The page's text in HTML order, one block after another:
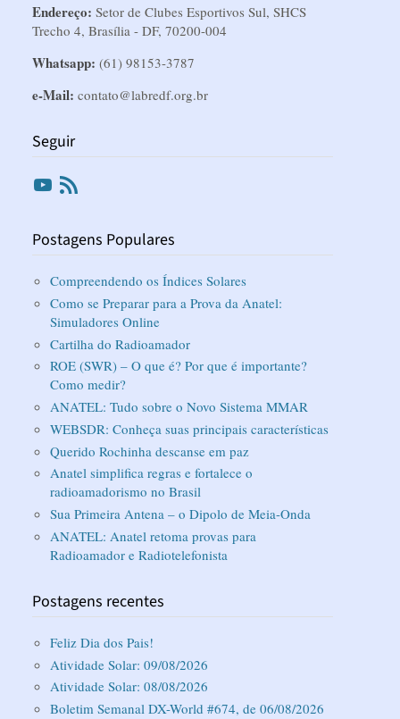
Endereço: Setor de Clubes Esportivos Sul, SHCS
Trecho 4, Brasília - DF, 70200-004
Whatsapp: (61) 98153-3787
e-Mail: contato@labredf.org.br
Seguir
Youtube
Postagens Populares
Compreendendo os Índices Solares
Como se Preparar para a Prova da Anatel:
Simuladores Online
Cartilha do Radioamador
ROE (SWR) – O que é? Por que é importante?
Como medir?
ANATEL: Tudo sobre o Novo Sistema MMAR
WEBSDR: Conheça suas principais características
Querido Rochinha descanse em paz
Anatel simplifica regras e fortalece o
radioamadorismo no Brasil
Sua Primeira Antena – o Dipolo de Meia-Onda
ANATEL: Anatel retoma provas para
Radioamador e Radiotelefonista
Postagens recentes
Feliz Dia dos Pais!
Atividade Solar: 09/08/2026
Atividade Solar: 08/08/2026
Boletim Semanal DX-World #674, de 06/08/2026